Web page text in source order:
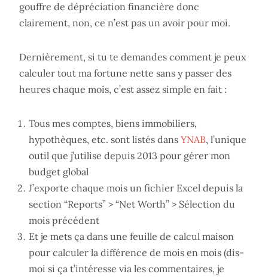
gouffre de dépréciation financière donc
clairement, non, ce n’est pas un avoir pour moi.
Dernièrement, si tu te demandes comment je peux
calculer tout ma fortune nette sans y passer des
heures chaque mois, c’est assez simple en fait :
Tous mes comptes, biens immobiliers,
hypothèques, etc. sont listés dans YNAB, l’unique
outil que j’utilise depuis 2013 pour gérer mon
budget global
J’exporte chaque mois un fichier Excel depuis la
section “Reports” > “Net Worth” > Sélection du
mois précédent
Et je mets ça dans une feuille de calcul maison
pour calculer la différence de mois en mois (dis-
moi si ça t’intéresse via les commentaires, je